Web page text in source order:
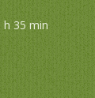
h 35 min